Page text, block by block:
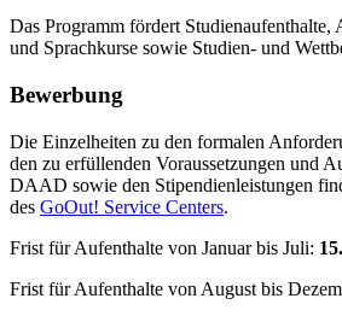
Das Programm fördert Studienaufenthalte,
und Sprachkurse sowie Studien- und
Bewerbung
Die Einzelheiten zu den formalen
den zu erfüllenden Voraussetzungen und
DAAD sowie den Stipendienleistungen
des GoOut! Service Centers.
Frist für Aufenthalte von Januar bis Juli:
Frist für Aufenthalte von August bis